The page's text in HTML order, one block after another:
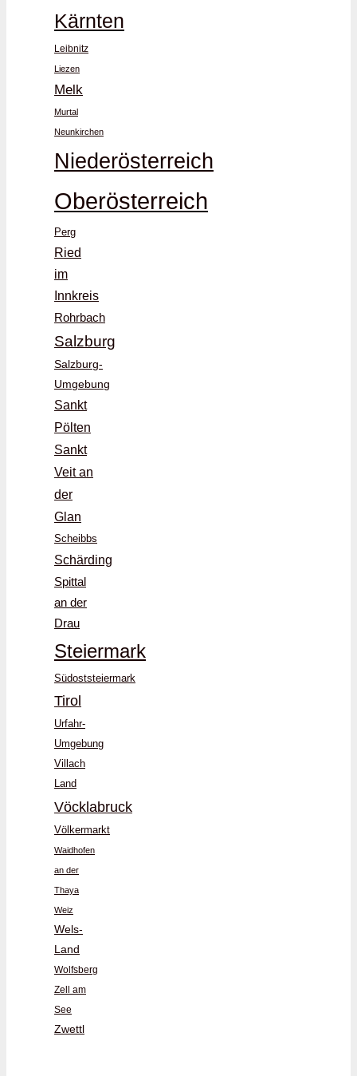
Kärnten
Leibnitz
Liezen
Melk
Murtal
Neunkirchen
Niederösterreich
Oberösterreich
Perg
Ried
im
Innkreis
Rohrbach
Salzburg
Salzburg-
Umgebung
Sankt
Pölten
Sankt
Veit an
der
Glan
Scheibbs
Schärding
Spittal
an der
Drau
Steiermark
Südoststeiermark
Tirol
Urfahr-
Umgebung
Villach
Land
Vöcklabruck
Völkermarkt
Waidhofen
an der
Thaya
Weiz
Wels-
Land
Wolfsberg
Zell am
See
Zwettl